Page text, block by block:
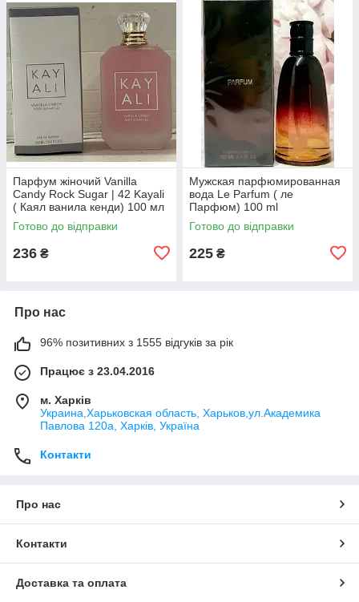
Парфум жіночий Vanilla
Candy Rock Sugar | 42 Kayali
( Каял ванила кенди) 100 мл
Готово до відправки
236 ₴
Мужская парфюмированная
вода Le Parfum ( ле
Парфюм) 100 ml
Готово до відправки
225 ₴
Про нас
96% позитивних з 1555 відгуків за рік
Працює з 23.04.2016
м. Харків
Украина,Харьковская область, Харьков,ул.Академика
Павлова 120а, Харків, Україна
Контакти
Про нас
Контакти
Доставка та оплата